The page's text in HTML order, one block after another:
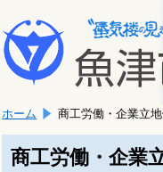
文
へ
移
ま
す。
こ
か
文
で
す。
ホーム 商工労働・企業立
商工労働・企業